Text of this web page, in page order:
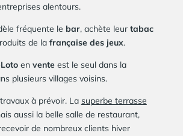
alentours.
fréquente le bar, achète leur tabac
de la française des jeux.
en vente est le seul dans la
plusieurs villages voisins.
à prévoir. La superbe terrasse
aussi la belle salle de restaurant,
de nombreux clients hiver